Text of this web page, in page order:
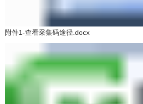
附件1-查看采集码途径.docx